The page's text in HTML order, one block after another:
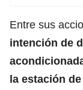
Entre sus
intención de
la estación